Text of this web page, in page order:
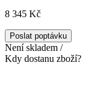
8 345 Kč
Poslat poptávku
Není skladem /
Kdy dostanu zboží?